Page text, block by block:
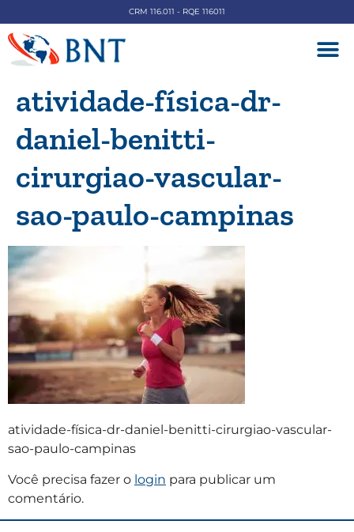
CRM 116.011 - RQE 116011
atividade-física-dr-
daniel-benitti-
cirurgiao-vascular-
sao-paulo-campinas
atividade-física-dr-daniel-benitti-cirurgiao-vascular-
sao-paulo-campinas
Você precisa fazer o login para publicar um
comentário.